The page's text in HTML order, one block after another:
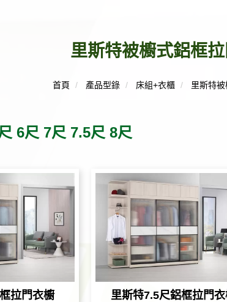
里斯特被櫥式鋁框
首頁 產品型錄 床組+衣櫃 里斯特
6尺 7尺 7.5尺 8尺
拉門衣櫥 里斯特7.5尺鋁框拉門